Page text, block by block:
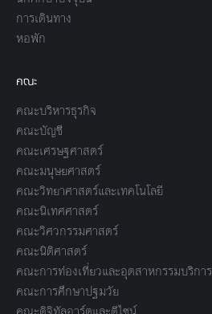
การเดินทาง
หอพัก
คณะ
คณะบริหารธุรกิจ
คณะบัญชี
คณะเศรษฐศาสตร์
คณะมนุษยศาสตร์
คณะวิทยาศาสตร์และเทคโนโลยี
คณะนิเทศศาสตร์
คณะวิศวกรรมศาสตร์
คณะนิติศาสตร์
คณะการท่องเที่ยวและอุตสาหกรรมบริการ
คณะการศึกษาปฐมวัย